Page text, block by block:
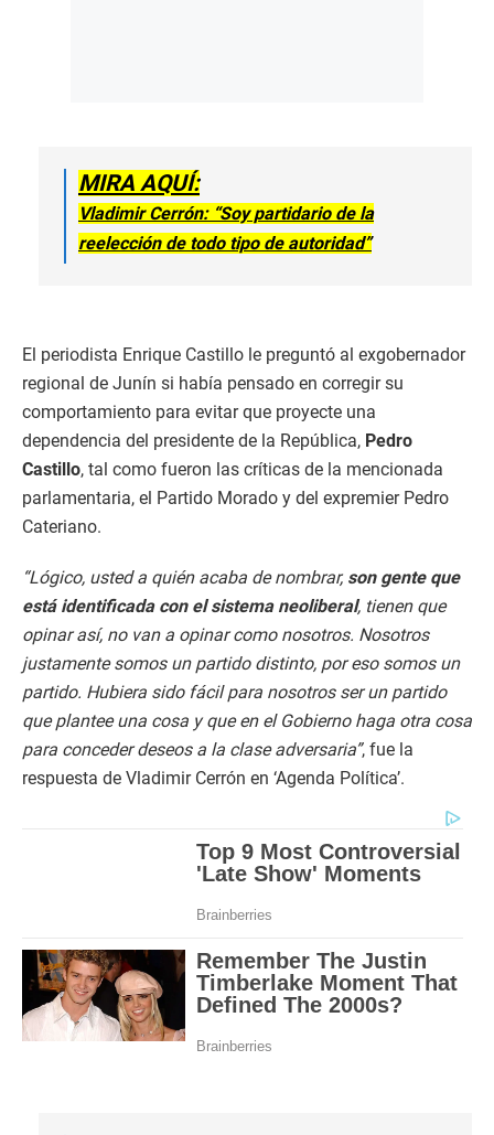
MIRA AQUÍ:
Vladimir Cerrón: “Soy partidario de la
reelección de todo tipo de autoridad”
El periodista Enrique Castillo le preguntó al exgobernador
regional de Junín si había pensado en corregir su
comportamiento para evitar que proyecte una
dependencia del presidente de la República, Pedro
Castillo, tal como fueron las críticas de la mencionada
parlamentaria, el Partido Morado y del expremier Pedro
Cateriano.
“Lógico, usted a quién acaba de nombrar, son gente que
está identificada con el sistema neoliberal, tienen que
opinar así, no van a opinar como nosotros. Nosotros
justamente somos un partido distinto, por eso somos un
partido. Hubiera sido fácil para nosotros ser un partido
que plantee una cosa y que en el Gobierno haga otra cosa
para conceder deseos a la clase adversaria”, fue la
respuesta de Vladimir Cerrón en ‘Agenda Política’.